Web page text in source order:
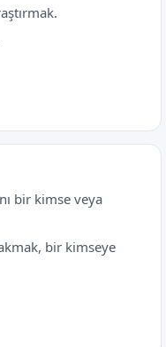
bir kimse veya
bir kimseye